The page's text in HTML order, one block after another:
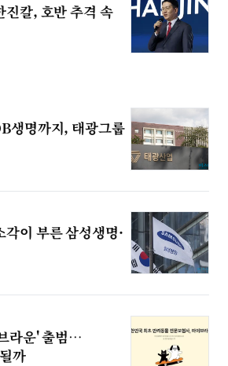
진칼, 호반 추격 속
생명까지, 태광그룹
이 부른 삼성생명·
라운' 출범…
까